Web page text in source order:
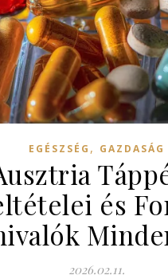
EGÉSZSÉG , GAZDASÁG
és
2026.02.11.